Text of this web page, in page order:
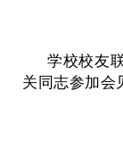
学校校友
关同志参加会